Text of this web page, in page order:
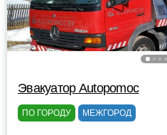
Эвакуатор Autopomoc
ПО ГОРОДУ МЕЖГОРОД